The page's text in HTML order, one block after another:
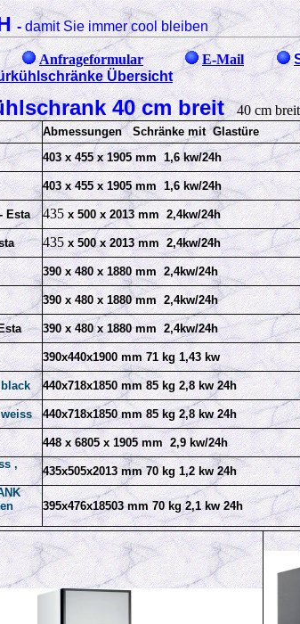
-damit Sie immer cool bleiben
Anfrageformular E-Mail
Übersicht
40 cm breit40 cm
Abmessungen Schränke mitGlastüre
403x 455 x 1905 mm 1,6 kw/24h
403x 455 x 1905 mm 1,6 kw/24h
Esta 435x 500 x 2013 mm 2,4kw/24h
435x 500 x 2013 mm 2,4kw/24h
390 x 480 x 1880 mm 2,4kw/24h
390 x 480 x 1880 mm 2,4kw/24h
390 x 480 x 1880 mm 2,4kw/24h
390x440x1900 mm 71 kg 1,43 kw
440x718x1850 mm 85 kg 2,8 kw 24h
440x718x1850 mm 85 kg 2,8 kw 24h
448x 6805 x 1905 mm 2,9 kw/24h
,
435x505x2013 mm 70 kg 1,2 kw 24h
395x476x18503 mm 70 kg 2,1 kw 24h